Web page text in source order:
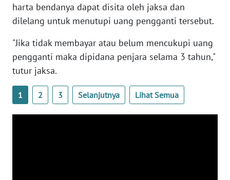
harta bendanya dapat disita oleh jaksa dan
dilelang untuk menutupi uang pengganti tersebut.
"Jika tidak membayar atau belum mencukupi uang
pengganti maka dipidana penjara selama 3 tahun,"
tutur jaksa.
1 2 3 Selanjutnya Lihat Semua
SERAMBI
JAMBI
WN
SULTRA